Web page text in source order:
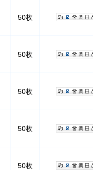
50枚
50枚
50枚
50枚
50枚